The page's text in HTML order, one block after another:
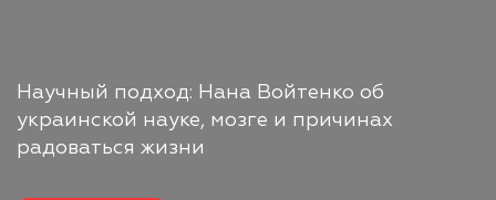
Научный подход: Нана Войтенко об
украинской науке, мозге и причинах
радоваться жизни